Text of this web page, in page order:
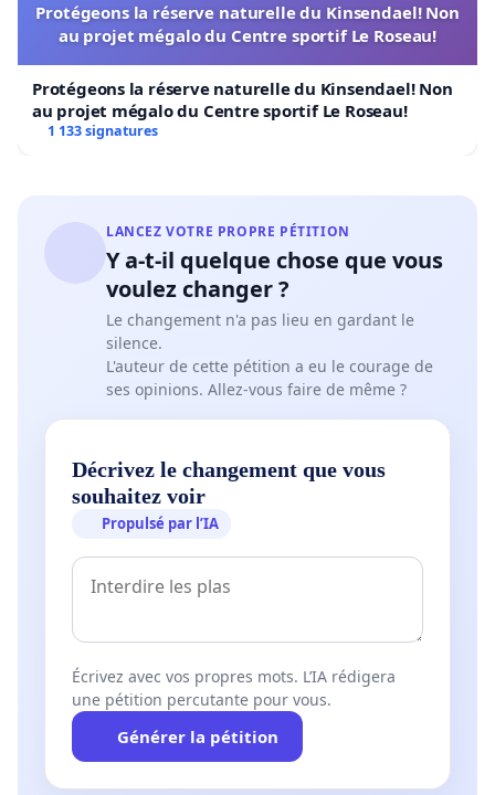
Protégeons la réserve naturelle du Kinsendael! Non
au projet mégalo du Centre sportif Le Roseau!
Protégeons la réserve naturelle du Kinsendael! Non
au projet mégalo du Centre sportif Le Roseau!
1 133 signatures
LANCEZ VOTRE PROPRE PÉTITION
Y a-t-il quelque chose que vous
voulez changer ?
Le changement n'a pas lieu en gardant le
silence.
L'auteur de cette pétition a eu le courage de
ses opinions. Allez-vous faire de même ?
Décrivez le changement que vous
souhaitez voir
Propulsé par l’IA
Écrivez avec vos propres mots. L’IA rédigera
une pétition percutante pour vous.
Générer la pétition